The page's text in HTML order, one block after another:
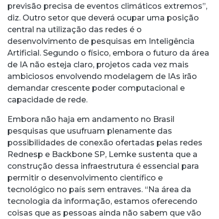
previsão precisa de eventos climáticos extremos”,
diz. Outro setor que deverá ocupar uma posição
central na utilização das redes é o
desenvolvimento de pesquisas em Inteligência
Artificial. Segundo o físico, embora o futuro da área
de IA não esteja claro, projetos cada vez mais
ambiciosos envolvendo modelagem de IAs irão
demandar crescente poder computacional e
capacidade de rede.
Embora não haja em andamento no Brasil
pesquisas que usufruam plenamente das
possibilidades de conexão ofertadas pelas redes
Rednesp e Backbone SP, Lemke sustenta que a
construção dessa infraestrutura é essencial para
permitir o desenvolvimento científico e
tecnológico no país sem entraves. “Na área da
tecnologia da informação, estamos oferecendo
coisas que as pessoas ainda não sabem que vão